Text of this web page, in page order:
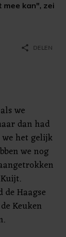
kan", zei
share DELEN
we
dan had
het gelijk
we nog
Haagse
Keuken